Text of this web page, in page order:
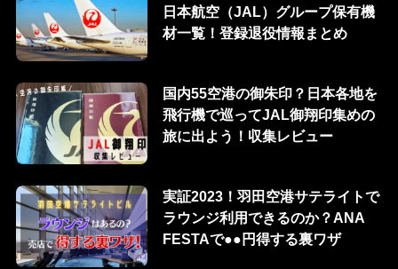
日本航空（JAL）グループ保有機
材一覧！登録退役情報まとめ
国内55空港の御朱印？日本各地を
飛行機で巡ってJAL御翔印集めの
旅に出よう！収集レビュー
実証2023！羽田空港サテライトで
ラウンジ利用できるのか？ANA
FESTAで●●円得する裏ワザ